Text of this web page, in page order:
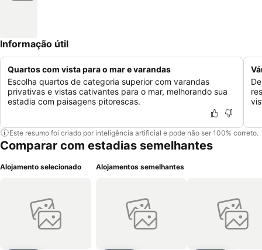
Informação útil
Quartos com vista para o mar e varandas
Escolha quartos de categoria superior com varandas
privativas e vistas cativantes para o mar, melhorando sua
estadia com paisagens pitorescas.
Este resumo foi criado por inteligência artificial e pode não ser 100% correto.
Comparar com estadias semelhantes
Alojamento selecionado Alojamentos semelhantes